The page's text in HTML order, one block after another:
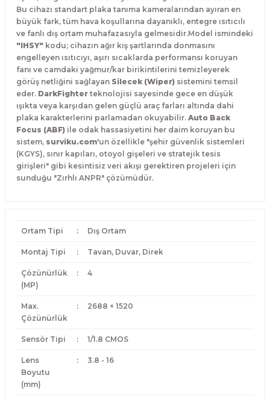
Bu cihazı standart plaka tanıma kameralarından ayıran en
büyük fark, tüm hava koşullarına dayanıklı, entegre ısıtıcılı
ve fanlı dış ortam muhafazasıyla gelmesidir.Model ismindeki
"IHSY" kodu; cihazın ağır kış şartlarında donmasını
engelleyen ısıtıcıyı, aşırı sıcaklarda performansı koruyan
fanı ve camdaki yağmur/kar birikintilerini temizleyerek
görüş netliğini sağlayan Silecek (Wiper) sistemini temsil
eder. DarkFighter teknolojisi sayesinde gece en düşük
ışıkta veya karşıdan gelen güçlü araç farları altında dahi
plaka karakterlerini parlamadan okuyabilir. Auto Back
Focus (ABF) ile odak hassasiyetini her daim koruyan bu
sistem, surviku.com'un özellikle "şehir güvenlik sistemleri
(KGYS), sınır kapıları, otoyol gişeleri ve stratejik tesis
girişleri" gibi kesintisiz veri akışı gerektiren projeleri için
sunduğu "Zırhlı ANPR" çözümüdür.
Ortam Tipi : Dış Ortam
Montaj Tipi : Tavan, Duvar, Direk
Çözünürlük
(MP)
: 4
Max.
Çözünürlük
: 2688 × 1520
Sensör Tipi : 1/1.8 CMOS
Lens
Boyutu
(mm)
: 3.8 - 16